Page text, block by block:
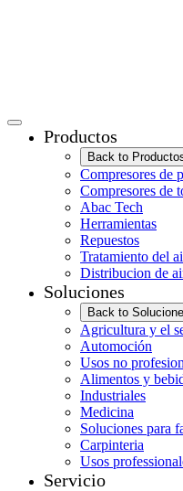
Productos
Back to
Compresores de
Compresores de
Abac Tech
Herramientas
Repuestos
Tratamiento del
Distribucion de
Soluciones
Back to
Agricultura y el
Automoción
Usos no
Alimentos y
Industriales
Medicina
Soluciones para
Carpinteria
Usos
Servicio